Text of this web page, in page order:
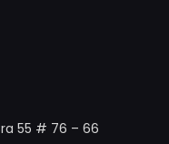
55 # 76 – 66